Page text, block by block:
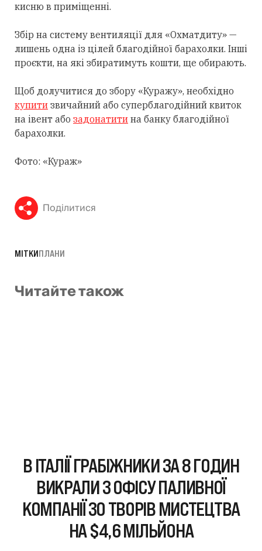
кисню в приміщенні.
Збір на систему вентиляції для «Охматдиту» —
лишень одна із цілей благодійної барахолки. Інші
проєкти, на які збиратимуть кошти, ще обирають.
Щоб долучитися до збору «Куражу», необхідно
купити звичайний або суперблагодійний квиток
на івент або задонатити на банку благодійної
барахолки.
Фото: «Кураж»
Поділитися
МІТКИПЛАНИ
Читайте також
В ІТАЛІЇ ГРАБІЖНИКИ ЗА 8 ГОДИН
ВИКРАЛИ З ОФІСУ ПАЛИВНОЇ
КОМПАНІЇ 30 ТВОРІВ МИСТЕЦТВА
НА $4,6 МІЛЬЙОНА